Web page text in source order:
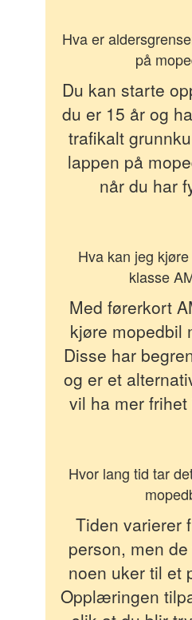
Hva er
på
Du kan starte
du er 15 år og
trafikalt
lappen på
når du har
Hva kan jeg
klasse
Med førerkort
kjøre mopedbil
Disse har
og er et
vil ha mer
Hvor lang tid tar
Tiden varierer
person, men
noen uker til et
Opplæringen